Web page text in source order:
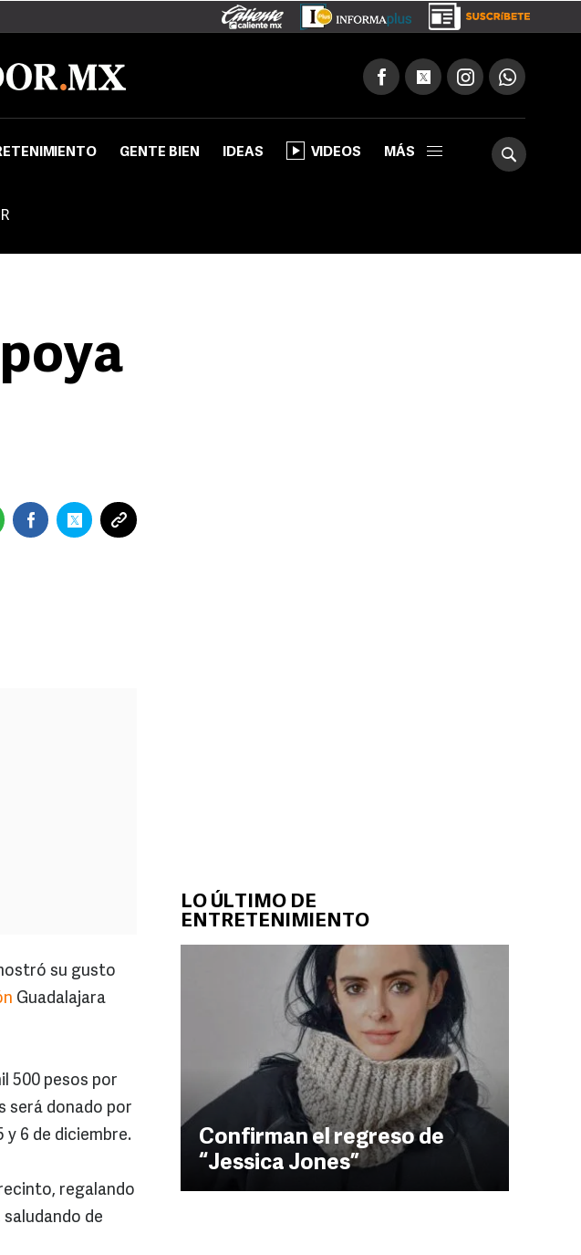
GENTE BIEN IDEAS VIDEOS MÁS
LO ÚLTIMO DE
ENTRETENIMIENTO
Confirman el regreso de
“Jessica Jones”
su gusto
Guadalajara
500 pesos por
será donado por
y 6 de diciembre.
regalando
de